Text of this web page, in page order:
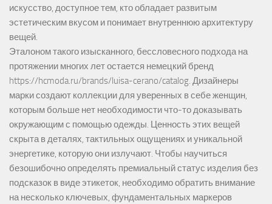
искусство, доступное тем, кто обладает развитым
эстетическим вкусом и понимает внутреннюю архитектуру
вещей.
Эталоном такого изысканного, бессловесного подхода на
протяжении многих лет остается немецкий бренд
https://hcmoda.ru/brands/luisa-cerano/catalog. Дизайнеры
марки создают коллекции для уверенных в себе женщин,
которым больше нет необходимости что-то доказывать
окружающим с помощью одежды. Ценность этих вещей
скрыта в деталях, тактильных ощущениях и уникальной
энергетике, которую они излучают. Чтобы научиться
безошибочно определять премиальный статус изделия без
подсказок в виде этикеток, необходимо обратить внимание
на несколько ключевых, фундаментальных маркеров